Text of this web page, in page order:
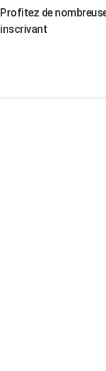
Profitez de
inscrivant